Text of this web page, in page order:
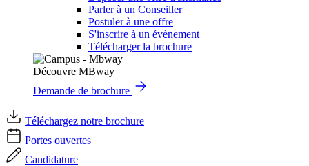
Parler à un Conseiller
Postuler à une offre
S'inscrire à un évènement
Télécharger la brochure
Découvre MBway
Demande de brochure
Téléchargez notre brochure
Portes ouvertes
Candidature